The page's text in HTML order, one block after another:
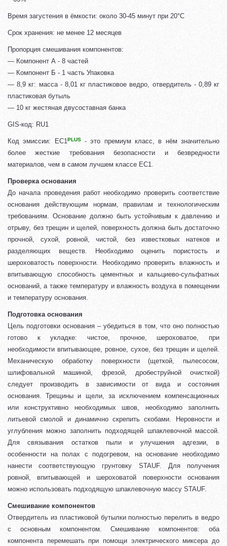
Время загустения в ёмкости: около 30-45 минут при 20°С
Срок хранения: не менее 12 месяцев
Пропорция смешивания компонентов:
— Компонент А - 8 частей
— Компонент Б - 1 часть Упаковка
— 8,9 кг: масса - 8,01 кг пластиковое ведро, отвердитель - 0,89 кг
пластиковая бутыль
— 10 кг жестяная двусоставная банка
GIS-код: RU1
Код эмиссии: EC1PLUS
- это премиум класс, в нём значительно
более жесткие требования безопасности и безвредности
материалов, чем в самом лучшем классе EC1.
Проверка основания
До начала проведения работ необходимо проверить соответствие
основания действующим нормам, правилам и технологическим
требованиям. Основание должно быть устойчивым к давлению и
отрыву, без трещин и щелей, поверхность должна быть достаточно
прочной, сухой, ровной, чистой, без известковых натеков и
разделяющих веществ. Необходимо оценить пористость и
шероховатость поверхности. Необходимо проверить влажность и
впитывающую способность цементных и кальциево-сульфатных
оснований, а также температуру и влажность воздуха в помещении
и температуру основания.
Подготовка основания
Цель подготовки основания – убедиться в том, что оно полностью
готово к укладке: чистое, прочное, шероховатое, при
необходимости впитывающее, ровное, сухое, без трещин и щелей.
Механическую обработку поверхности (щеткой, пылесосом,
шлифовальной машиной, фрезой, дробеструйной очисткой)
следует производить в зависимости от вида и состояния
основания. Трещины и щели, за исключением компенсационных
или конструктивно необходимых швов, необходимо заполнить
литьевой смолой и динамично скрепить скобами. Неровности и
углубления можно заполнить подходящей шпаклевочной массой.
Для связывания остатков пыли и улучшения адгезии, в
особенности на полах с подогревом, на основание необходимо
нанести соответствующую грунтовку STAUF. Для получения
ровной, впитывающей и шероховатой поверхности основания
можно использовать подходящую шпаклевочную массу STAUF.
Смешивание компонентов
Отвердитель из пластиковой бутылки полностью перелить в ведро
с основным компонентом. Смешивание компонентов: оба
компонента перемешать при помощи электрического миксера до